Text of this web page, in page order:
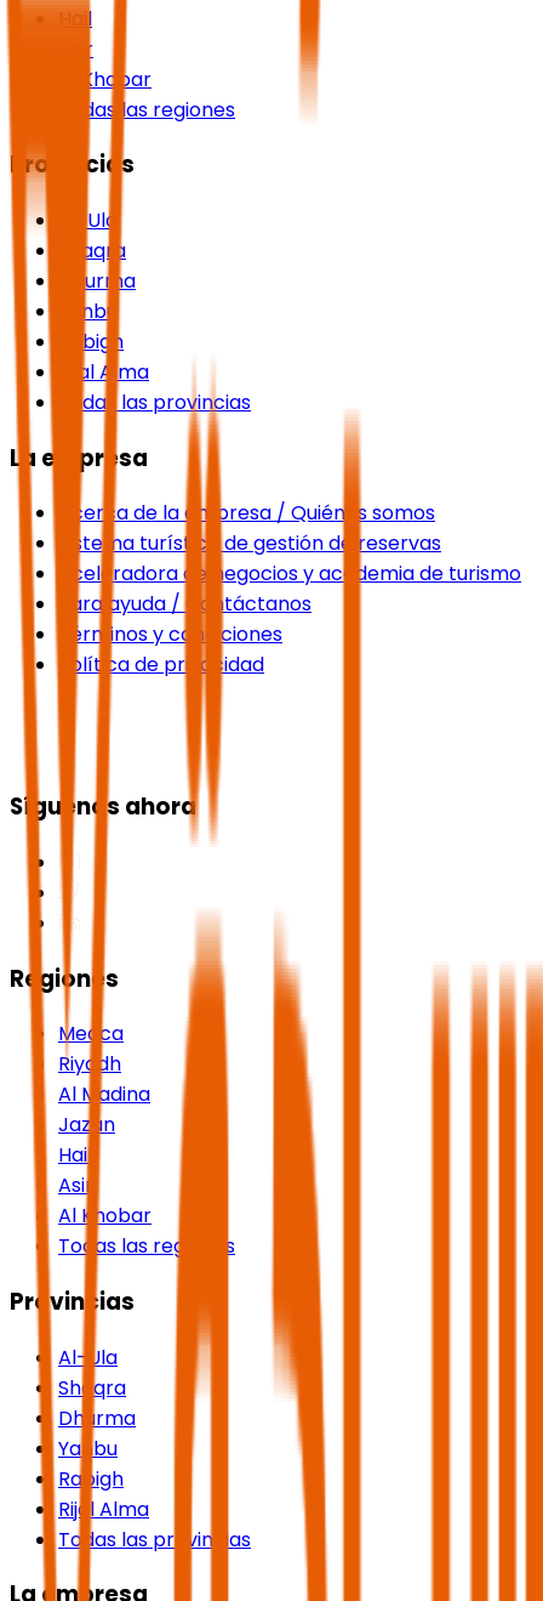
Hail
Asir
Al Khobar
Todas las regiones
Provincias
Al-Ula
Shaqra
Dhurma
Yanbu
Rabigh
Rijal Alma
Todas las provincias
La empresa
Acerca de la empresa / Quiénes somos
Sistema turístico de gestión de reservas
Aceleradora de negocios y academia de turismo
Para ayuda / Contáctanos
Términos y condiciones
Política de privacidad
Síguenos ahora
Regiones
Mecca
Riyadh
Al Madina
Jazan
Hail
Asir
Al Khobar
Todas las regiones
Provincias
Al-Ula
Shaqra
Dhurma
Yanbu
Rabigh
Rijal Alma
Todas las provincias